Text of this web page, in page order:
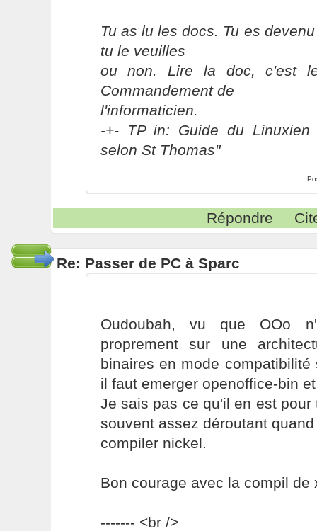
Tu as lu les docs. Tu es
tu le veuilles
ou non. Lire la doc, c'est
Commandement de
l'informaticien.
-+- TP in: Guide du Linuxien
selon St Thomas"
Répondre
Re: Passer de PC à Sparc
Oudoubah, vu que OOo
proprement sur une
binaires en mode
il faut emerger openoffice-bin
Je sais pas ce qu'il en est
souvent assez déroutant
compiler nickel.
Bon courage avec la compil de
------- <br />